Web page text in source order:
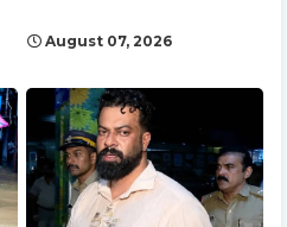
August 07, 2026